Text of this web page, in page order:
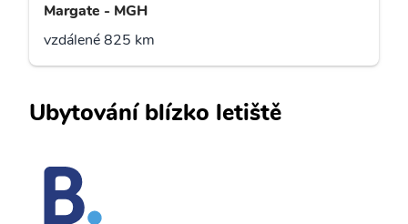
Margate - MGH
vzdálené 825 km
Ubytování blízko letiště